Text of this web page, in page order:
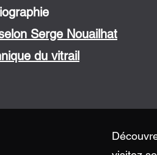
Serge Nouailhat
du vitrail